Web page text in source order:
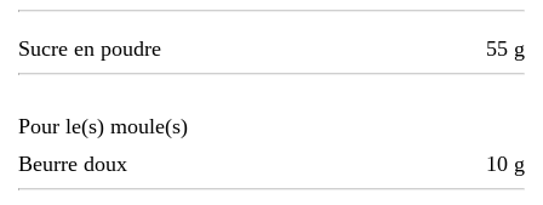
Sucre en poudre 55 g
Pour le(s) moule(s)
Beurre doux
10 g